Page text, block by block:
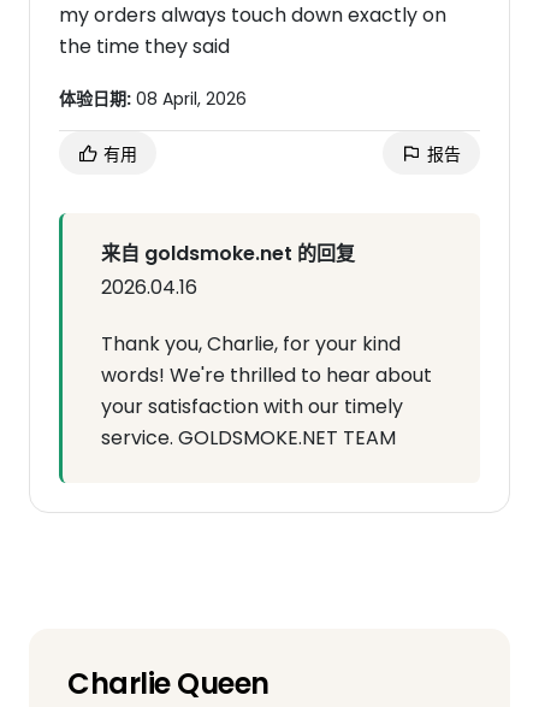
my orders always touch down exactly on
the time they said
体验日期: 08 April, 2026
有用 报告
来自 goldsmoke.net 的回复
2026.04.16
Thank you, Charlie, for your kind
words! We're thrilled to hear about
your satisfaction with our timely
service. GOLDSMOKE.NET TEAM
Charlie Queen